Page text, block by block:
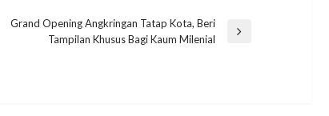
Grand Opening Angkringan Tatap Kota, Beri
Tampilan Khusus Bagi Kaum Milenial